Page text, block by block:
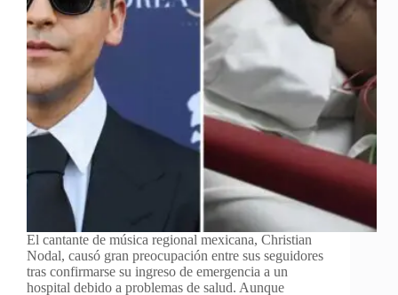
El cantante de música regional mexicana, Christian
Nodal, causó gran preocupación entre sus seguidores
tras confirmarse su ingreso de emergencia a un
hospital debido a problemas de salud. Aunque